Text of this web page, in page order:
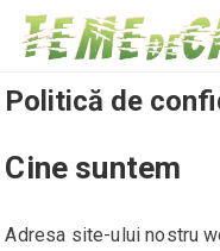
Skip
Politică de
Cine suntem
Adresa site-ului nostru